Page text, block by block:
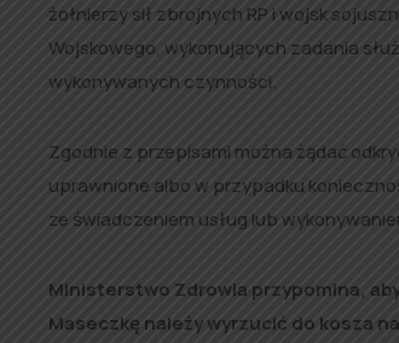
żołnierzy sił zbrojnych RP i wojsk
Wojskowego, wykonujących zadania
wykonywanych czynności.
Zgodnie z przepisami można żądać
uprawnione albo w przypadku
ze świadczeniem usług lub
Ministerstwo Zdrowia przypomina,
Maseczkę należy wyrzucić do kosza